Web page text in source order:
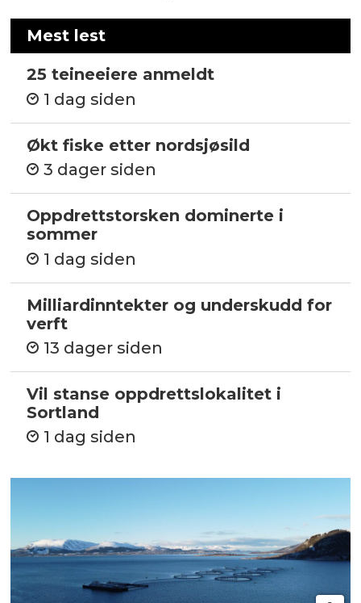
Mest lest
25 teineeiere anmeldt
1 dag siden
Økt fiske etter nordsjøsild
3 dager siden
Oppdrettstorsken dominerte i
sommer
1 dag siden
Milliardinntekter og underskudd for
verft
13 dager siden
Vil stanse oppdrettslokalitet i
Sortland
1 dag siden